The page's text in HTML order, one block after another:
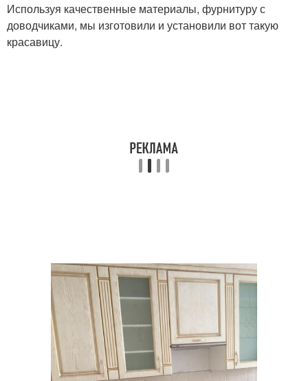
Используя качественные материалы, фурнитуру с
доводчиками, мы изготовили и установили вот такую
красавицу.